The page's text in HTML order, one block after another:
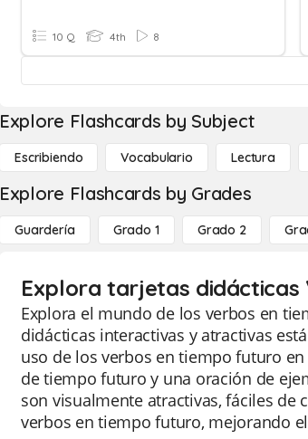
10 Q 4th 8
Explore Flashcards by Subject
Escribiendo Vocabulario Lectura
Explore Flashcards by Grades
Guardería Grado 1 Grado 2
Explora tarjetas
Explora el mundo de los verbos en
didácticas interactivas y atractivas
uso de los verbos en tiempo futuro
de tiempo futuro y una oración de
son visualmente atractivas, fáciles
verbos en tiempo futuro, mejorando